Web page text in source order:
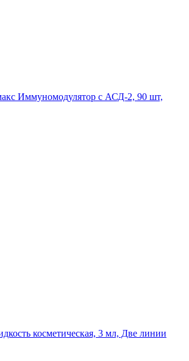
Иммуномодулятор с АСД-2, 90 шт,
косметическая, 3 мл, Две линии